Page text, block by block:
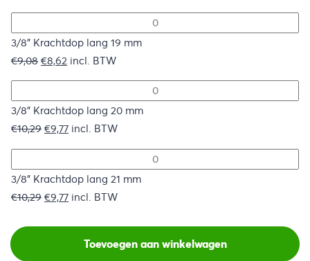
€9,08.€8,62.
3/8" Krachtdop lang 19 mm
€9,08 Oorspronkelijke
€9,08.
€8,62 Huidige
€8,62.
incl. BTW
3/8" Krachtdop lang 20 mm
€10,29 Oorspronkelijke
€10,29.
€9,77Huidige
€9,77.
incl. BTW
3/8" Krachtdop lang 21 mm
€10,29 Oorspronkelijke
was:
€9,77Huidige
is:
€9,77.
incl. BTW
Toevoegen aan winkelwagen